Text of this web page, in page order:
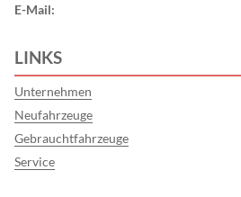
E-Mail:
LINKS
Unternehmen
Neufahrzeuge
Gebrauchtfahrzeuge
Service